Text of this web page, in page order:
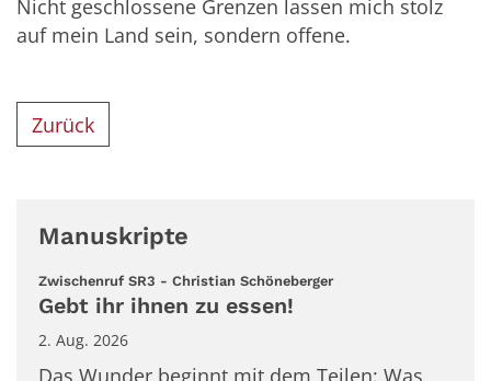
Nicht geschlossene Grenzen lassen mich stolz
auf mein Land sein, sondern offene.
Zurück
Manuskripte
Zwischenruf SR3 - Christian Schöneberger:
Gebt ihr ihnen zu essen!
2. Aug. 2026
Das Wunder beginnt mit dem Teilen: Was